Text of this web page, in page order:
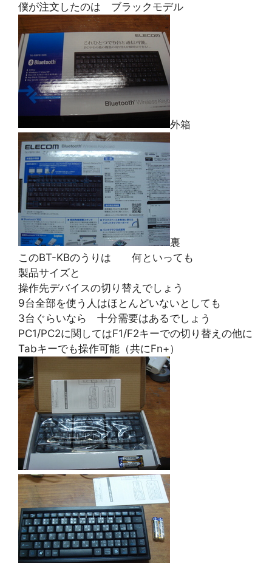
僕が注文したのは ブラックモデル
外箱
裏
このBT-KBのうりは 何といっても
製品サイズと
操作先デバイスの切り替えでしょう
9台全部を使う人はほとんどいないとしても
3台ぐらいなら 十分需要はあるでしょう
PC1/PC2に関してはF1/F2キーでの切り替えの他に
Tabキーでも操作可能（共にFn+）